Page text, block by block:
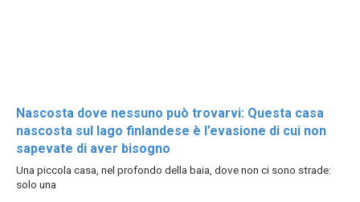
Nascosta dove nessuno può trovarvi: Questa casa
nascosta sul lago finlandese è l’evasione di cui non
sapevate di aver bisogno
Una piccola casa, nel profondo della baia, dove non ci sono strade:
solo una